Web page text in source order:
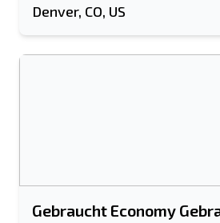
Denver, CO, US
Gebraucht Economy